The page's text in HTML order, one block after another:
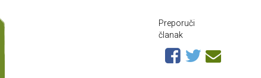
Preporuči
članak